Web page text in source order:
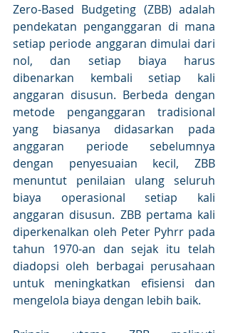
Zero-Based Budgeting (ZBB) adalah
pendekatan penganggaran di mana
setiap periode anggaran dimulai dari
nol, dan setiap biaya harus
dibenarkan kembali setiap kali
anggaran disusun. Berbeda dengan
metode penganggaran tradisional
yang biasanya didasarkan pada
anggaran periode sebelumnya
dengan penyesuaian kecil, ZBB
menuntut penilaian ulang seluruh
biaya operasional setiap kali
anggaran disusun. ZBB pertama kali
diperkenalkan oleh Peter Pyhrr pada
tahun 1970-an dan sejak itu telah
diadopsi oleh berbagai perusahaan
untuk meningkatkan efisiensi dan
mengelola biaya dengan lebih baik.